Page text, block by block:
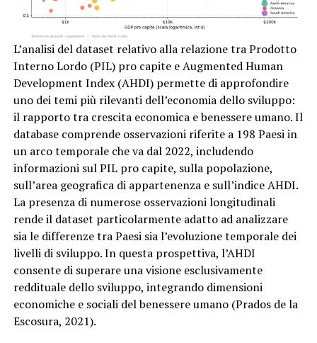
L’analisi del dataset relativo alla relazione tra Prodotto
Interno Lordo (PIL) pro capite e Augmented Human
Development Index (AHDI) permette di approfondire
uno dei temi più rilevanti dell’economia dello sviluppo:
il rapporto tra crescita economica e benessere umano. Il
database comprende osservazioni riferite a 198 Paesi in
un arco temporale che va dal 2022, includendo
informazioni sul PIL pro capite, sulla popolazione,
sull’area geografica di appartenenza e sull’indice AHDI.
La presenza di numerose osservazioni longitudinali
rende il dataset particolarmente adatto ad analizzare
sia le differenze tra Paesi sia l’evoluzione temporale dei
livelli di sviluppo. In questa prospettiva, l’AHDI
consente di superare una visione esclusivamente
reddituale dello sviluppo, integrando dimensioni
economiche e sociali del benessere umano (Prados de la
Escosura, 2021).